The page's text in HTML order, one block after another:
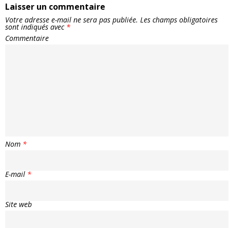
Laisser un commentaire
Votre adresse e-mail ne sera pas publiée. Les champs obligatoires
sont indiqués avec *
Commentaire
Nom *
E-mail *
Site web